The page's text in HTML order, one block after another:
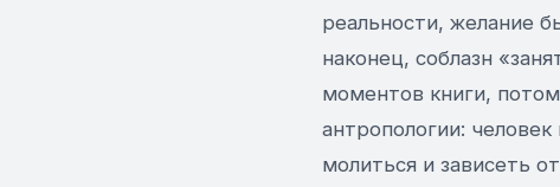
реальности, желание
наконец, соблазн
моментов книги,
антропологии:
молиться и зависеть